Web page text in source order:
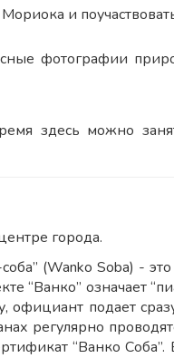
и
фотографии
здесь можно
города.
(Wanko Soba) - это
“Ванко” означает
официант подает
регулярно
“Ванко